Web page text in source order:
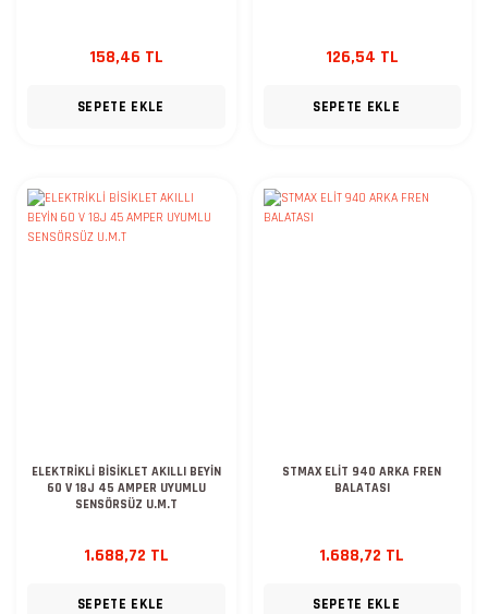
158,46 TL
SEPETE EKLE
126,54 TL
SEPETE EKLE
ELEKTRİKLİ BİSİKLET AKILLI BEYİN
60 V 18J 45 AMPER UYUMLU
SENSÖRSÜZ U.M.T
1.688,72 TL
SEPETE EKLE
STMAX ELİT 940 ARKA FREN
BALATASI
1.688,72 TL
SEPETE EKLE